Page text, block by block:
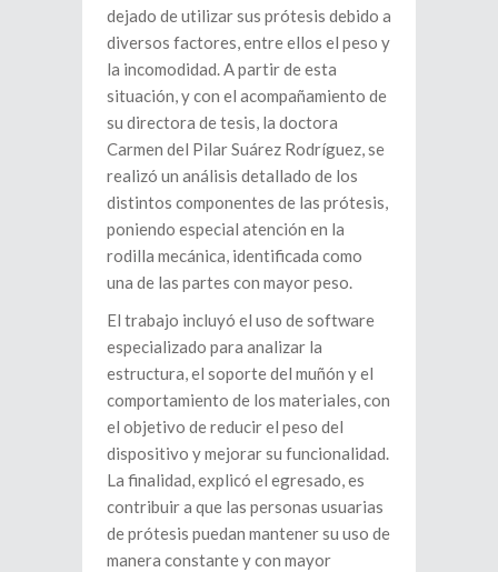
dejado de utilizar sus prótesis debido a
diversos factores, entre ellos el peso y
la incomodidad. A partir de esta
situación, y con el acompañamiento de
su directora de tesis, la doctora
Carmen del Pilar Suárez Rodríguez, se
realizó un análisis detallado de los
distintos componentes de las prótesis,
poniendo especial atención en la
rodilla mecánica, identificada como
una de las partes con mayor peso.
El trabajo incluyó el uso de software
especializado para analizar la
estructura, el soporte del muñón y el
comportamiento de los materiales, con
el objetivo de reducir el peso del
dispositivo y mejorar su funcionalidad.
La finalidad, explicó el egresado, es
contribuir a que las personas usuarias
de prótesis puedan mantener su uso de
manera constante y con mayor